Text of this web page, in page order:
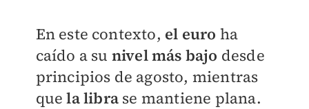
En este contexto, el euro ha
caído a su nivel más bajo desde
principios de agosto, mientras
quela libra se mantiene plana.